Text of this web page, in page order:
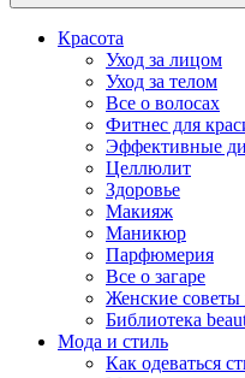
Красота
Уход за лицом
Уход за телом
Все о волосах
Фитнес для
Эффективные
Целлюлит
Здоровье
Макияж
Маникюр
Парфюмерия
Все о загаре
Женские советы
Библиотека
Мода и стиль
Как одеваться